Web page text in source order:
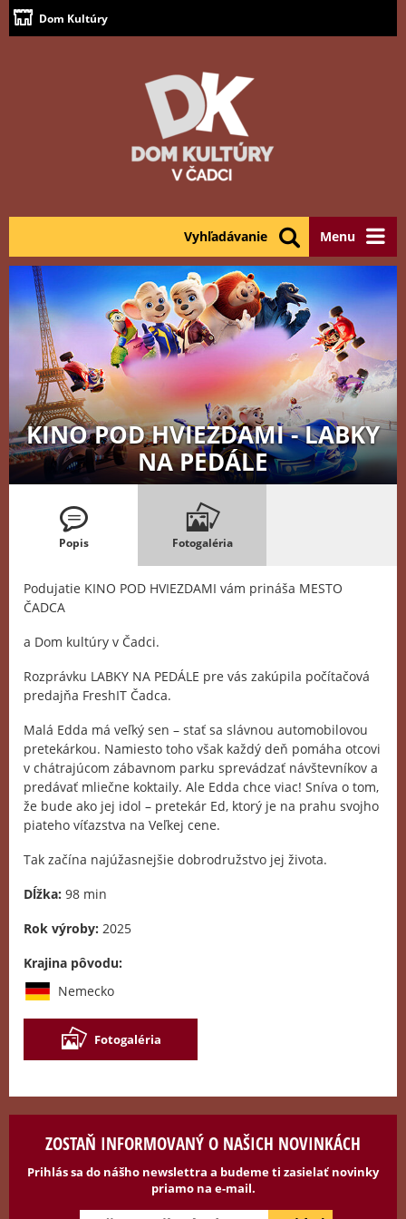
Dom Kultúry
Menu
Vyhľadávanie
KINO POD HVIEZDAMI - LABKY
NA PEDÁLE
Popis Fotogaléria
Podujatie KINO POD HVIEZDAMI vám prináša MESTO
ČADCA
a Dom kultúry v Čadci.
Rozprávku LABKY NA PEDÁLE pre vás zakúpila počítačová
predajňa FreshIT Čadca.
Malá Edda má veľký sen – stať sa slávnou automobilovou
pretekárkou. Namiesto toho však každý deň pomáha otcovi
v chátrajúcom zábavnom parku sprevádzať návštevníkov a
predávať mliečne koktaily. Ale Edda chce viac! Sníva o tom,
že bude ako jej idol – pretekár Ed, ktorý je na prahu svojho
piateho víťazstva na Veľkej cene.
Tak začína najúžasnejšie dobrodružstvo jej života.
Dĺžka: 98 min
Rok výroby: 2025
Krajina pôvodu:
Nemecko
Fotogaléria
ZOSTAŇ INFORMOVANÝ O NAŠICH NOVINKÁCH
Prihlás sa do nášho newslettra a budeme ti zasielať novinky
priamo na e-mail.